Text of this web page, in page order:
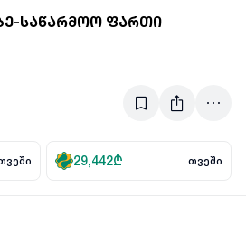
საწარმოო ფართი
29,442₾ თვეში